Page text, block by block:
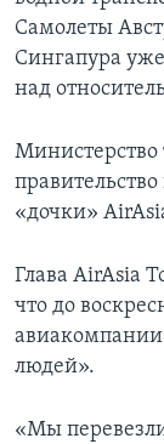
Самолеты
Сингапура
над
Министерство
«дочки»
Глава AirAsia
что до
авиакомпании
людей».
«Мы